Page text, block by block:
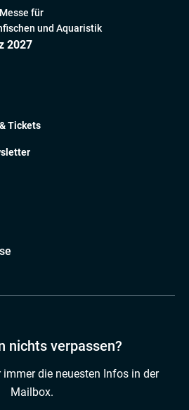
für
und Aquaristik
2027
Tickets
nichts verpassen?
die neuesten Infos in der
Mailbox.